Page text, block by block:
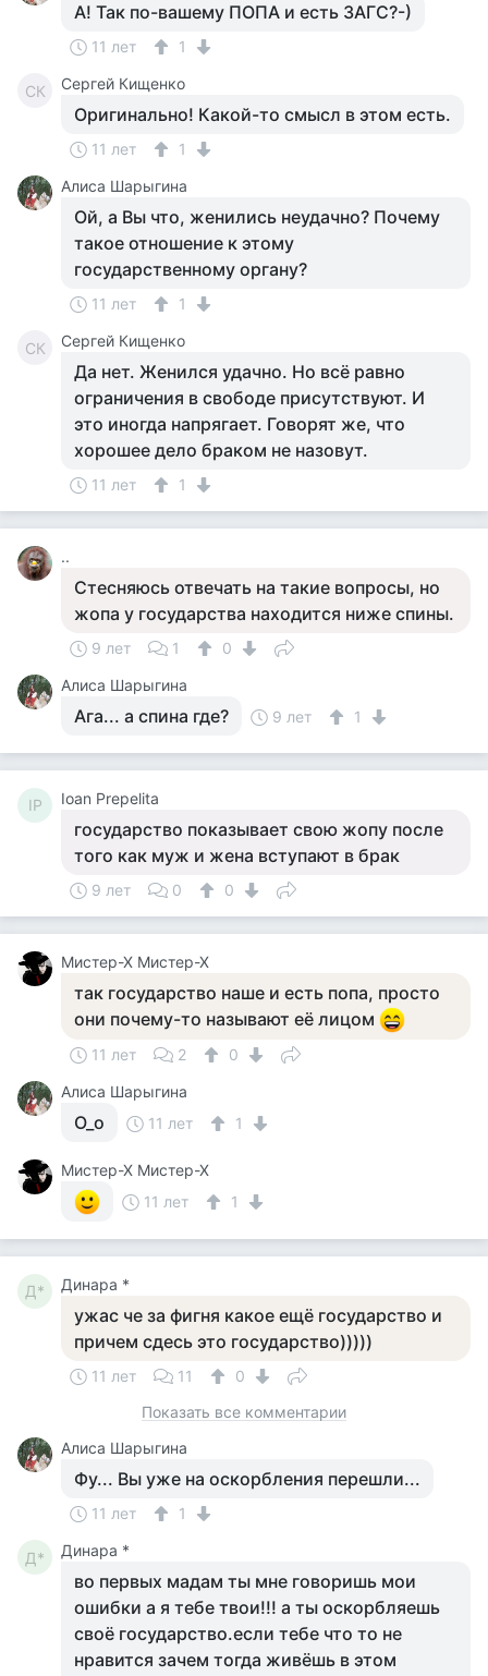
А! Так по-вашему ПОПА и есть ЗАГС?-)
11 лет 1
СК Сергей Кищенко
Оригинально! Какой-то смысл в этом есть.
11 лет
1
Алиса Шарыгина
Ой, а Вы что, женились неудачно? Почему
такое отношение к этому
государственному органу?
11 лет 1
СК Сергей Кищенко
Да нет. Женился удачно. Но всё равно
ограничения в свободе присутствуют. И
это иногда напрягает. Говорят же, что
хорошее дело браком не назовут.
11 лет 1
..
Стесняюсь отвечать на такие вопросы, но
жопа у государства находится ниже спины.
9 лет 1
0
Алиса Шарыгина
Ага... а спина где? 9 лет 1
IP Ioan Prepelita
государство показывает свою жопу после
того как муж и жена вступают в брак
9 лет 0 0
Мистер-Х Мистер-Х
так государство наше и есть попа, просто
они почему-то называют её лицом
11 лет 2
0
Алиса Шарыгина
O_o 11 лет 1
Мистер-Х Мистер-Х
11 лет
1
Д* Динара *
ужас че за фигня какое ещё государство и
причем сдесь это государство)))))
11 лет 11
0
Показать все комментарии
Алиса Шарыгина
Фу... Вы уже на оскорбления перешли...
11 лет 1
Д* Динара *
во первых мадам ты мне говоришь мои
ошибки а я тебе твои!!! а ты оскорбляешь
своё государство.если тебе что то не
нравится зачем тогда живёшь в этом